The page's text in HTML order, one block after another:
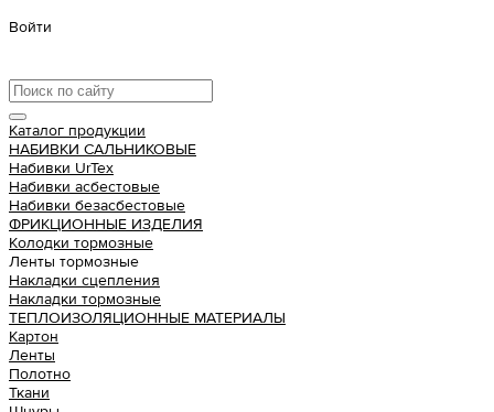
Войти
Каталог продукции
НАБИВКИ САЛЬНИКОВЫЕ
Набивки UrTex
Набивки асбестовые
Набивки безасбестовые
ФРИКЦИОННЫЕ ИЗДЕЛИЯ
Колодки тормозные
Ленты тормозные
Накладки сцепления
Накладки тормозные
ТЕПЛОИЗОЛЯЦИОННЫЕ МАТЕРИАЛЫ
Картон
Ленты
Полотно
Ткани